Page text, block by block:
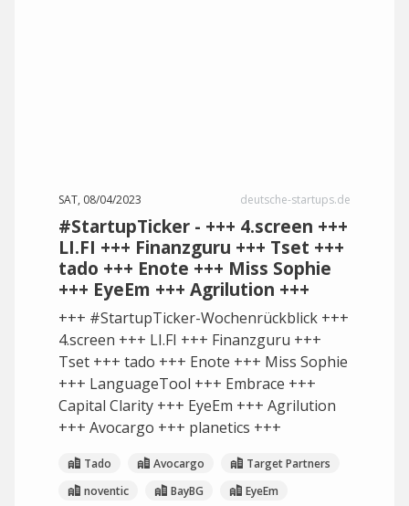
SAT, 08/04/2023 deutsche-startups.de
#StartupTicker - +++ 4.screen +++
LI.FI +++ Finanzguru +++ Tset +++
tado +++ Enote +++ Miss Sophie
+++ EyeEm +++ Agrilution +++
+++ #StartupTicker-Wochenrückblick +++
4.screen +++ LI.FI +++ Finanzguru +++
Tset +++ tado +++ Enote +++ Miss Sophie
+++ LanguageTool +++ Embrace +++
Capital Clarity +++ EyeEm +++ Agrilution
+++ Avocargo +++ planetics +++
Tado Avocargo
Target Partners
noventic
BayBG
EyeEm